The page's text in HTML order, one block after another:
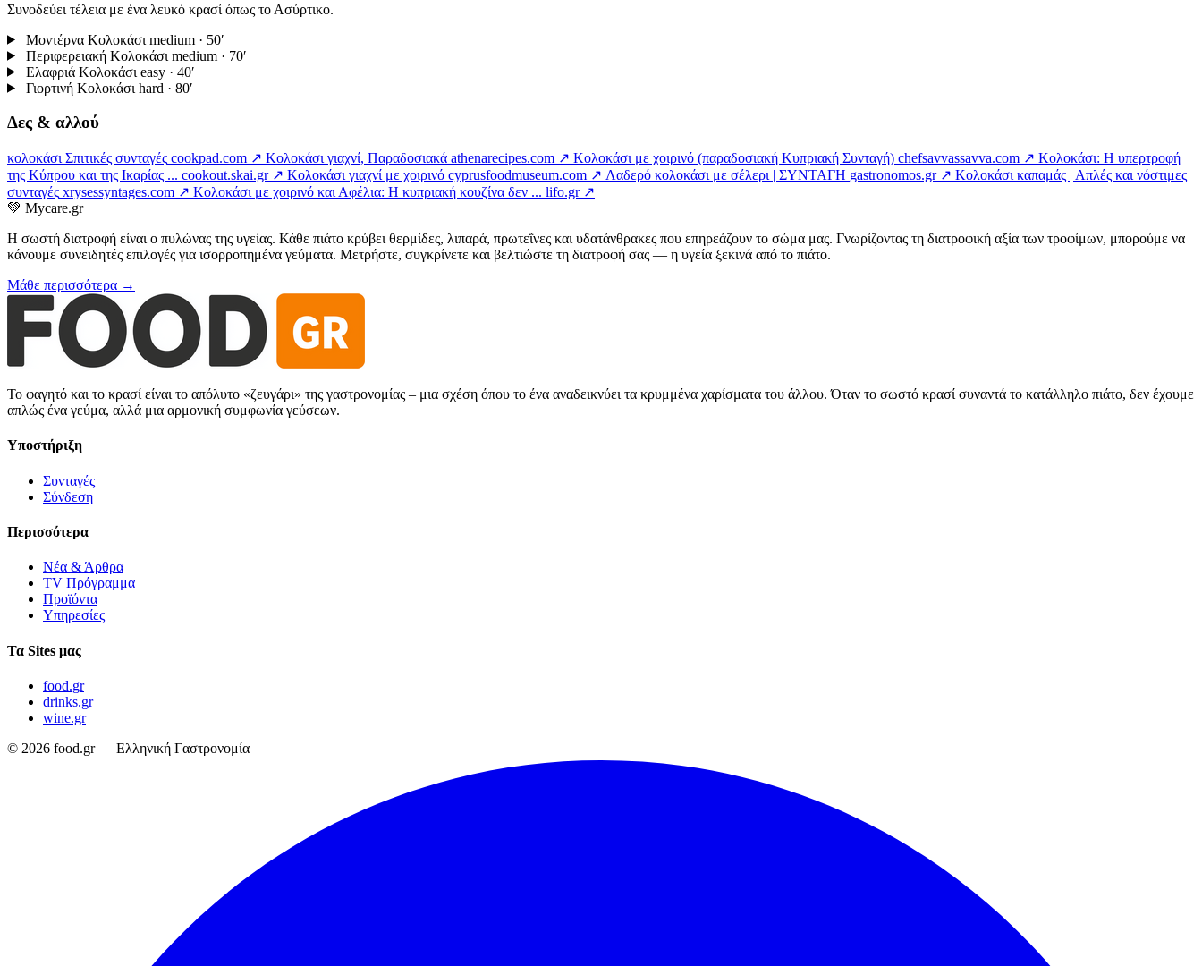
Συνοδεύει τέλεια με ένα λευκό κρασί όπως το Ασύρτικο.
Μοντέρνα Κολοκάσι medium · 50′
Περιφερειακή Κολοκάσι medium · 70′
Ελαφριά Κολοκάσι easy · 40′
Γιορτινή Κολοκάσι hard · 80′
Δες & αλλού
κολοκάσι Σπιτικές συνταγές cookpad.com ↗ Κολοκάσι γιαχνί, Παραδοσιακά athenarecipes.com ↗ Κολοκάσι με χοιρινό (παραδοσιακή Κυπριακή Συνταγή) chefsavvassavva.com ↗ Κολοκάσι: Η υπερτροφή
της Κύπρου και της Ικαρίας ... cookout.skai.gr ↗ Κολοκάσι γιαχνί με χοιρινό cyprusfoodmuseum.com ↗ Λαδερό κολοκάσι με σέλερι | ΣΥΝΤΑΓΗ gastronomos.gr ↗ Κολοκάσι καπαμάς | Απλές και νόστιμες
συνταγές xrysessyntages.com ↗ Κολοκάσι με χοιρινό και Αφέλια: Η κυπριακή κουζίνα δεν ... lifo.gr ↗
💚 Mycare.gr
Η σωστή διατροφή είναι ο πυλώνας της υγείας. Κάθε πιάτο κρύβει θερμίδες, λιπαρά, πρωτεΐνες και υδατάνθρακες που επηρεάζουν το σώμα μας. Γνωρίζοντας τη διατροφική αξία των τροφίμων, μπορούμε να
κάνουμε συνειδητές επιλογές για ισορροπημένα γεύματα. Μετρήστε, συγκρίνετε και βελτιώστε τη διατροφή σας — η υγεία ξεκινά από το πιάτο.
Μάθε περισσότερα →
Το φαγητό και το κρασί είναι το απόλυτο «ζευγάρι» της γαστρονομίας – μια σχέση όπου το ένα αναδεικνύει τα κρυμμένα χαρίσματα του άλλου. Όταν το σωστό κρασί συναντά το κατάλληλο πιάτο, δεν έχουμε
απλώς ένα γεύμα, αλλά μια αρμονική συμφωνία γεύσεων.
Υποστήριξη
Συνταγές
Σύνδεση
Περισσότερα
Νέα & Άρθρα
TV Πρόγραμμα
Προϊόντα
Υπηρεσίες
Τα Sites μας
food.gr
drinks.gr
wine.gr
© 2026 food.gr — Ελληνική Γαστρονομία